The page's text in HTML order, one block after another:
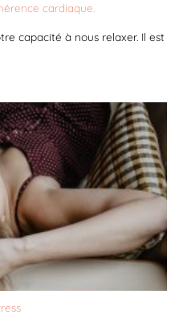
cardiaque.
capacité à nous relaxer. Il est